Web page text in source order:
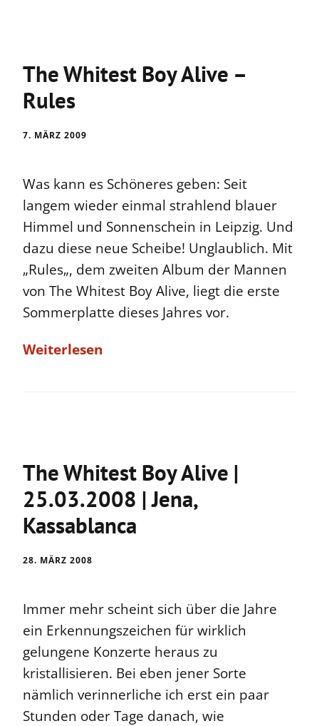
The Whitest Boy Alive –
Rules
7. MÄRZ 2009
Was kann es Schöneres geben: Seit
langem wieder einmal strahlend blauer
Himmel und Sonnenschein in Leipzig. Und
dazu diese neue Scheibe! Unglaublich. Mit
„Rules„, dem zweiten Album der Mannen
von The Whitest Boy Alive, liegt die erste
Sommerplatte dieses Jahres vor.
Weiterlesen
The Whitest Boy Alive |
25.03.2008 | Jena,
Kassablanca
28. MÄRZ 2008
Immer mehr scheint sich über die Jahre
ein Erkennungszeichen für wirklich
gelungene Konzerte heraus zu
kristallisieren. Bei eben jener Sorte
nämlich verinnerliche ich erst ein paar
Stunden oder Tage danach, wie